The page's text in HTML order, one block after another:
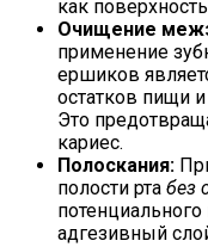
как
Очищение
применение
ершиков
остатков пищи
Это
кариес.
Полоскания:
полости рта без
адгезивный